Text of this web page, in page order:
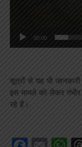
00:00
सूत्रों से यह भी
इस मामले को लेकर
रहे हैं।